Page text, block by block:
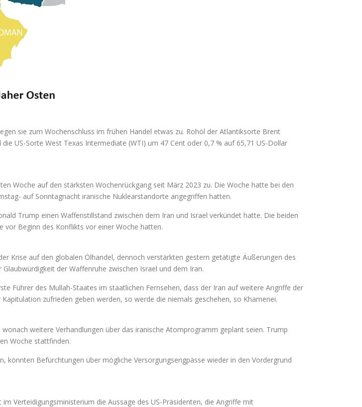
sie zum Wochenschluss im frühen Handel etwas zu. Rohöl der Atlantiksorte Brent
US-Sorte West Texas Intermediate (WTI) um 47 Cent oder 0,7 % auf 65,71 US-Dollar
Woche auf den stärksten Wochenrückgang seit März 2023 zu. Die Woche hatte bei den
auf Sonntagnacht iranische Nuklearstandorte angegriffen hatten.
Trump einen Waffenstillstand zwischen dem Iran und Israel verkündet hatte. Die beiden
vor Beginn des Konflikts vor einer Woche hatten.
Krise auf den globalen Ölhandel, dennoch verstärkten gestern getätigte Äußerungen des
der Waffenruhe zwischen Israel und dem Iran.
Führer des Mullah-Staates im staatlichen Fernsehen, dass der Iran auf weitere Angriffe der
zufrieden geben werden, so werde die niemals geschehen, so Khamenei.
weitere Verhandlungen über das iranische Atomprogramm geplant seien. Trump
Woche stattfinden.
könnten Befürchtungen über mögliche Versorgungsengpässe wieder in den Vordergrund
Verteidigungsministerium die Aussage des US-Präsidenten, die Angriffe mit